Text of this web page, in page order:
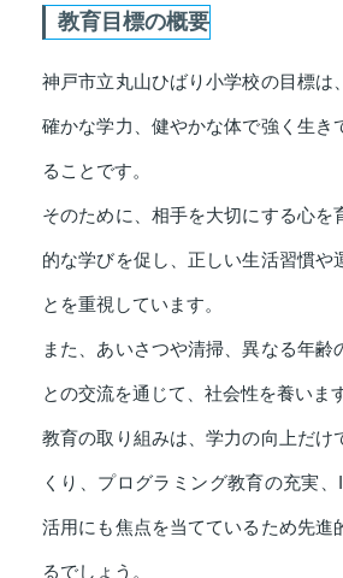
教育目標の概要
神戸市立丸山ひばり小学校の目標は
確かな学力、健やかな体で強く生き
ることです。
そのために、相手を大切にする心を
的な学びを促し、正しい生活習慣や
とを重視しています。
また、あいさつや清掃、異なる年齢
との交流を通じて、社会性を養います
教育の取り組みは、学力の向上だけ
くり、プログラミング教育の充実
活用にも焦点を当てているため先進
るでしょう。